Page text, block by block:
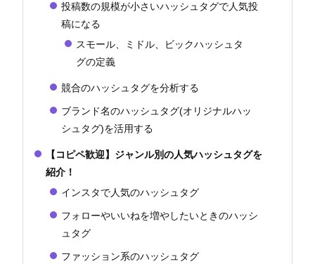
投稿数の規模が小さいハッシュタグで人気投
稿になる
スモール、ミドル、ビックハッシュタ
グの定義
競合のハッシュタグを分析する
ブランド名のハッシュタグ(オリジナルハッ
シュタグ)を活用する
【コピペ歓迎】ジャンル別の人気ハッシュタグを
紹介！
インスタで人気のハッシュタグ
フォローやいいねを増やしたいときのハッシ
ュタグ
ファッション系のハッシュタグ